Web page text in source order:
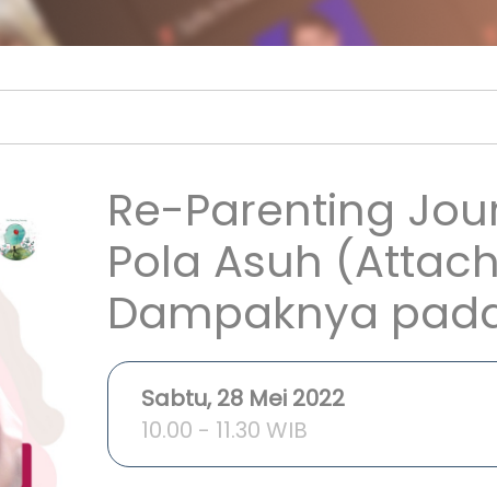
Re-Parenting
Pola Asuh
Dampaknya
Sabtu, 28 Mei 2022
10.00 - 11.30 WIB